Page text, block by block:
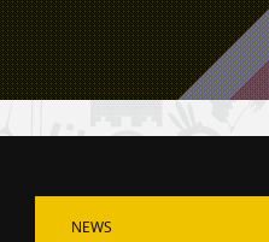
NEWS